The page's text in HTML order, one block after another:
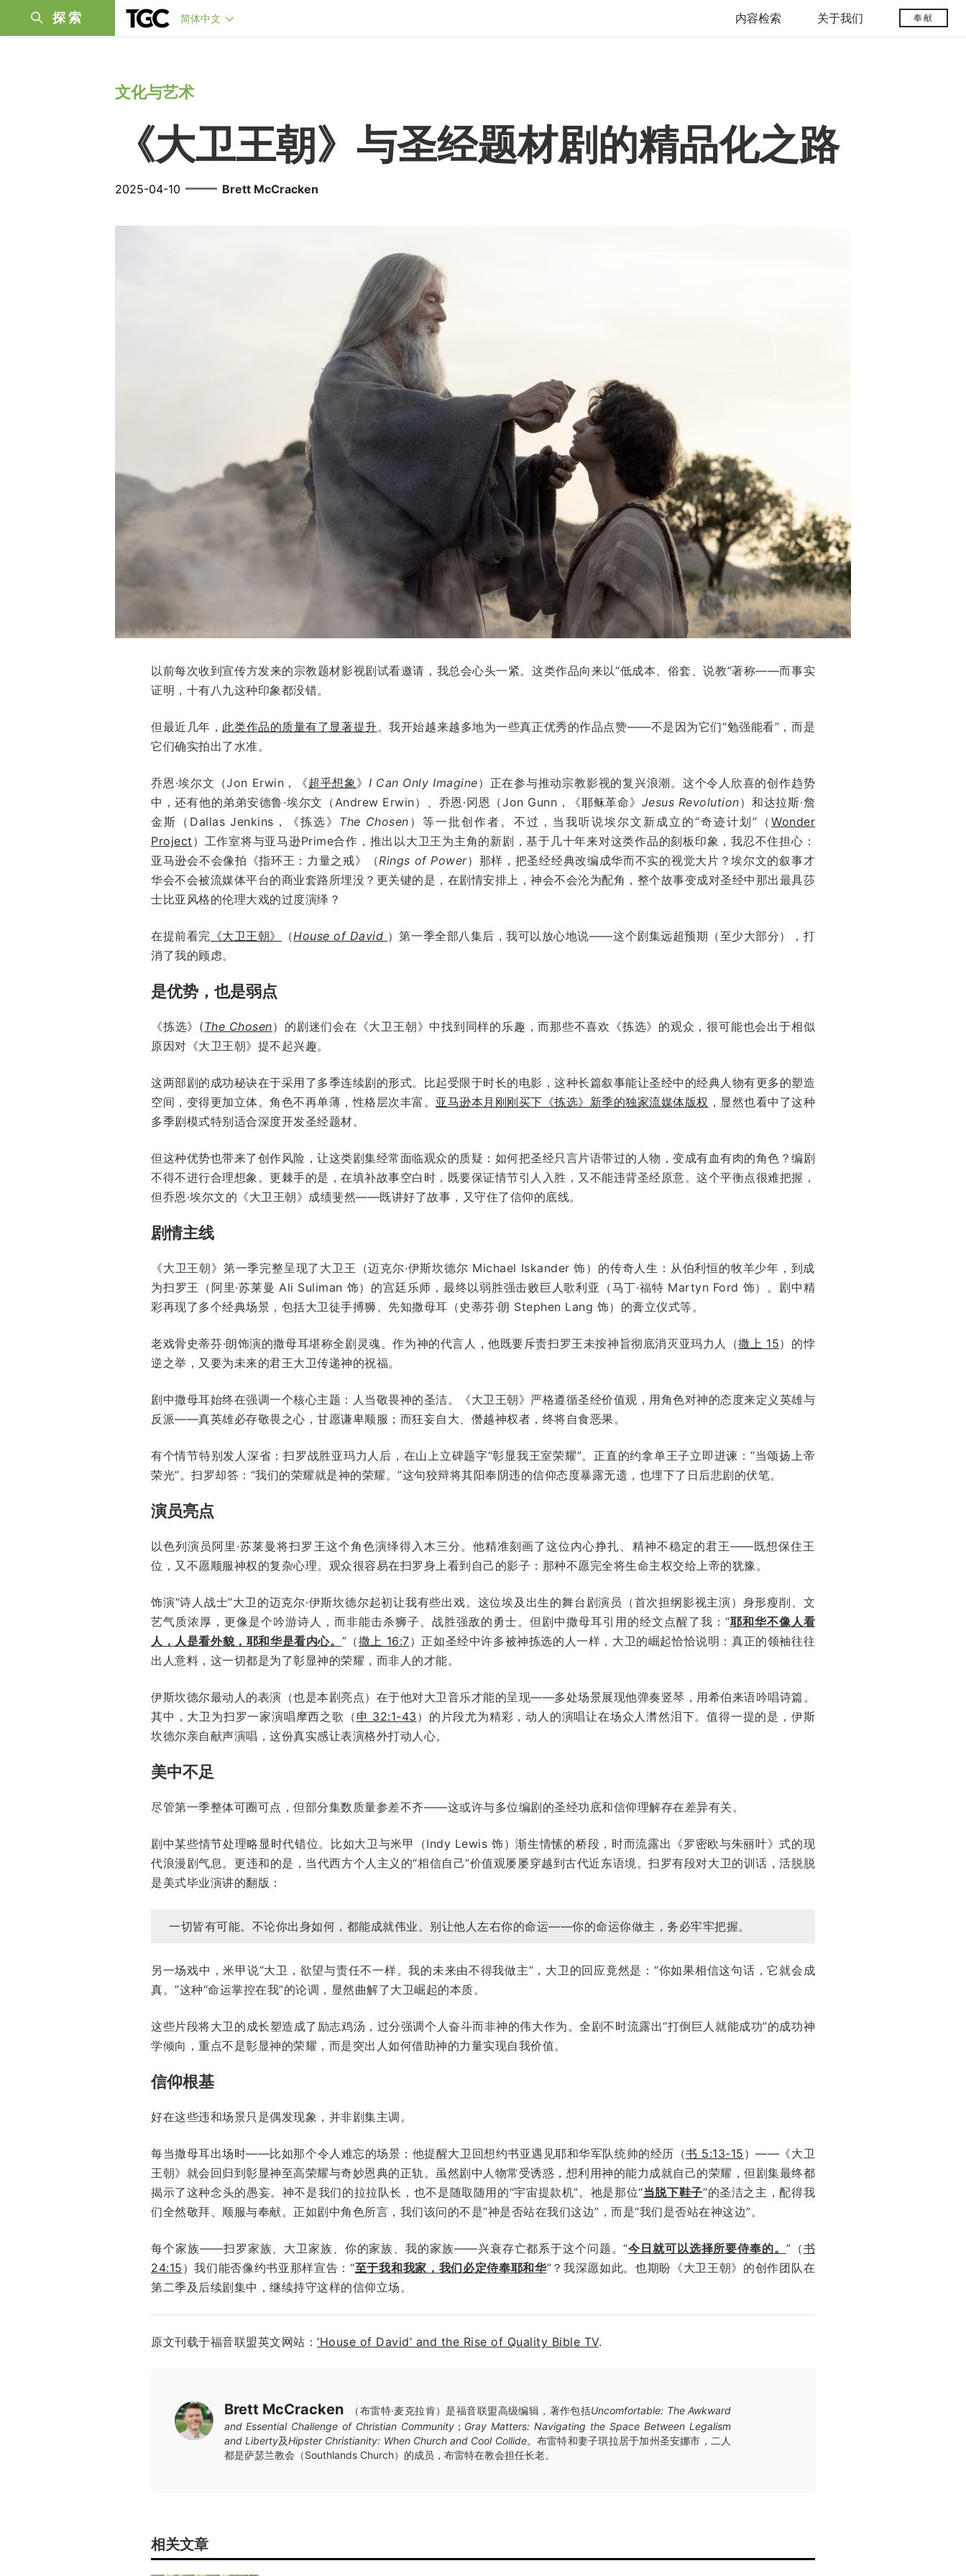
探索 简体中文 内容检索 关于我们 奉献
文化与艺术
《大卫王朝》与圣经题材剧的精品化之路
2025-04-10 —— Brett McCracken
以前每次收到宣传方发来的宗教题材影视剧试看邀请，我总会心头一紧。这类作品向来以“低成本、俗套、说教”著称——而事实
证明，十有八九这种印象都没错。
但最近几年， 此类作品的质量有了显著提升。我开始越来越多地为一些真正优秀的作品点赞——不是因为它们“勉强能看”，而是
它们确实拍出了水准。
乔恩·埃尔文（Jon Erwin，《超乎想象 》 I Can Only Imagine）正在参与推动宗教影视的复兴浪潮。这个令人欣喜的创作趋势
中，还有他的弟弟安德鲁·埃尔文（Andrew Erwin）、乔恩·冈恩（Jon Gunn，《耶稣革命》 Jesus Revolution）和达拉斯·詹
金斯（Dallas Jenkins，《拣选》 The Chosen ）等一批创作者。不过，当我听说埃尔文新成立的“奇迹计划”（Wonder
Project ）工作室将与亚马逊Prime合作，推出以大卫王为主角的新剧，基于几十年来对这类作品的刻板印象，我忍不住担心：
亚马逊会不会像拍《指环王：力量之戒》（Rings of Power）那样，把圣经经典改编成华而不实的视觉大片？埃尔文的叙事才
华会不会被流媒体平台的商业套路所埋没？更关键的是，在剧情安排上，神会不会沦为配角，整个故事变成对圣经中那出最具莎
士比亚风格的伦理大戏的过度演绎？
在提前看完 《大卫王朝》 （House of David ）第一季全部八集后，我可以放心地说——这个剧集远超预期（至少大部分），打
消了我的顾虑。
是优势，也是弱点
《拣选》(The Chosen）的剧迷们会在《大卫王朝》中找到同样的乐趣，而那些不喜欢《拣选》的观众，很可能也会出于相似
原因对《大卫王朝》提不起兴趣。
这两部剧的成功秘诀在于采用了多季连续剧的形式。比起受限于时长的电影，这种长篇叙事能让圣经中的经典人物有更多的塑造
空间，变得更加立体。角色不再单薄，性格层次丰富。 亚马逊本月刚刚买下《拣选》新季的独家流媒体版权 ，显然也看中了这种
多季剧模式特别适合深度开发圣经题材。
但这种优势也带来了创作风险，让这类剧集经常面临观众的质疑：如何把圣经只言片语带过的人物，变成有血有肉的角色？编剧
不得不进行合理想象。更棘手的是，在填补故事空白时，既要保证情节引人入胜，又不能违背圣经原意。这个平衡点很难把握，
但乔恩·埃尔文的《大卫王朝》成绩斐然——既讲好了故事，又守住了信仰的底线。
剧情主线
《大卫王朝》第一季完整呈现了大卫王（迈克尔·伊斯坎德尔 Michael Iskander 饰）的传奇人生：从伯利恒的牧羊少年，到成
为扫罗王（阿里·苏莱曼 Ali Suliman 饰）的宫廷乐师，最终以弱胜强击败巨人歌利亚（马丁·福特 Martyn Ford 饰）。剧中精
彩再现了多个经典场景，包括大卫徒手搏狮、先知撒母耳（史蒂芬·朗 Stephen Lang 饰）的膏立仪式等。
老戏骨史蒂芬·朗饰演的撒母耳堪称全剧灵魂。作为神的代言人，他既要斥责扫罗王未按神旨彻底消灭亚玛力人（撒上 15）的悖
逆之举，又要为未来的君王大卫传递神的祝福。
剧中撒母耳始终在强调一个核心主题：人当敬畏神的圣洁。《大卫王朝》严格遵循圣经价值观，用角色对神的态度来定义英雄与
反派——真英雄必存敬畏之心，甘愿谦卑顺服；而狂妄自大、僭越神权者，终将自食恶果。
有个情节特别发人深省：扫罗战胜亚玛力人后，在山上立碑题字“彰显我王室荣耀”。正直的约拿单王子立即进谏：“当颂扬上帝
荣光”。扫罗却答：“我们的荣耀就是神的荣耀。”这句狡辩将其阳奉阴违的信仰态度暴露无遗，也埋下了日后悲剧的伏笔。
演员亮点
以色列演员阿里·苏莱曼将扫罗王这个角色演绎得入木三分。他精准刻画了这位内心挣扎、精神不稳定的君王——既想保住王
位，又不愿顺服神权的复杂心理。观众很容易在扫罗身上看到自己的影子：那种不愿完全将生命主权交给上帝的犹豫。
饰演“诗人战士”大卫的迈克尔·伊斯坎德尔起初让我有些出戏。这位埃及出生的舞台剧演员（首次担纲影视主演）身形瘦削、文
艺气质浓厚，更像是个吟游诗人，而非能击杀狮子、战胜强敌的勇士。但剧中撒母耳引用的经文点醒了我：“耶和华不像人看
人，人是看外貌，耶和华是看内心。 ”（撒上 16:7）正如圣经中许多被神拣选的人一样，大卫的崛起恰恰说明：真正的领袖往往
出人意料，这一切都是为了彰显神的荣耀，而非人的才能。
伊斯坎德尔最动人的表演（也是本剧亮点）在于他对大卫音乐才能的呈现——多处场景展现他弹奏竖琴，用希伯来语吟唱诗篇。
其中，大卫为扫罗一家演唱摩西之歌（ 申 32:1-43 ）的片段尤为精彩，动人的演唱让在场众人潸然泪下。值得一提的是，伊斯
坎德尔亲自献声演唱，这份真实感让表演格外打动人心。
美中不足
尽管第一季整体可圈可点，但部分集数质量参差不齐——这或许与多位编剧的圣经功底和信仰理解存在差异有关。
剧中某些情节处理略显时代错位。比如大卫与米甲（Indy Lewis 饰）渐生情愫的桥段，时而流露出《罗密欧与朱丽叶》式的现
代浪漫剧气息。更违和的是，当代西方个人主义的“相信自己”价值观屡屡穿越到古代近东语境。扫罗有段对大卫的训话，活脱脱
是美式毕业演讲的翻版：
一切皆有可能。不论你出身如何，都能成就伟业。别让他人左右你的命运——你的命运你做主，务必牢牢把握。
另一场戏中，米甲说“大卫，欲望与责任不一样。我的未来由不得我做主”，大卫的回应竟然是：“你如果相信这句话，它就会成
真。”这种“命运掌控在我”的论调，显然曲解了大卫崛起的本质。
这些片段将大卫的成长塑造成了励志鸡汤，过分强调个人奋斗而非神的伟大作为。全剧不时流露出“打倒巨人就能成功”的成功神
学倾向，重点不是彰显神的荣耀，而是突出人如何借助神的力量实现自我价值。
信仰根基
好在这些违和场景只是偶发现象，并非剧集主调。
每当撒母耳出场时——比如那个令人难忘的场景：他提醒大卫回想约书亚遇见耶和华军队统帅的经历（书 5:13-15 ）——《大卫
王朝》就会回归到彰显神至高荣耀与奇妙恩典的正轨。虽然剧中人物常受诱惑，想利用神的能力成就自己的荣耀，但剧集最终都
揭示了这种念头的愚妄。神不是我们的拉拉队长，也不是随取随用的“宇宙提款机”。祂是那位“当脱下鞋子”的圣洁之主，配得我
们全然敬拜、顺服与奉献。正如剧中角色所言，我们该问的不是“神是否站在我们这边”，而是“我们是否站在神这边”。
每个家族——扫罗家族、大卫家族、你的家族、我的家族——兴衰存亡都系于这个问题。“今日就可以选择所要侍奉的。 ” （书
24:15 ）我们能否像约书亚那样宣告：“至于我和我家，我们必定侍奉耶和华”？我深愿如此。也期盼《大卫王朝》的创作团队在
第二季及后续剧集中，继续持守这样的信仰立场。
原文刊载于福音联盟英文网站： ‘House of David’ and the Rise of Quality Bible TV.
Brett McCracken （布雷特·麦克拉肯）是福音联盟高级编辑，著作包括Uncomfortable: The Awkward
and Essential Challenge of Christian Community ； Gray Matters: Navigating the Space Between Legalism
and Liberty及Hipster Christianity: When Church and Cool Collide。布雷特和妻子琪拉居于加州圣安娜市，二人
都是萨瑟兰教会（Southlands Church）的成员，布雷特在教会担任长老。
相关文章